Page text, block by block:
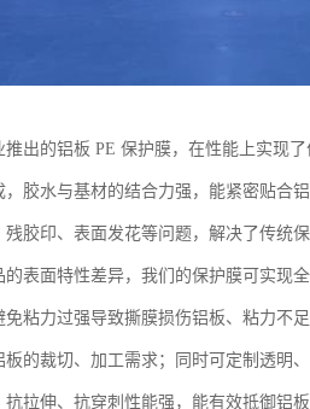
出的铝板 PE 保护膜，在性能上实现
胶水与基材的结合力强，能紧密贴合
胶印、表面发花等问题，解决了传统
表面特性差异，我们的保护膜可实现
粘力过强导致撕膜损伤铝板、粘力不
的裁切、加工需求；同时可定制透明
拉伸、抗穿刺性能强，能有效抵御铝